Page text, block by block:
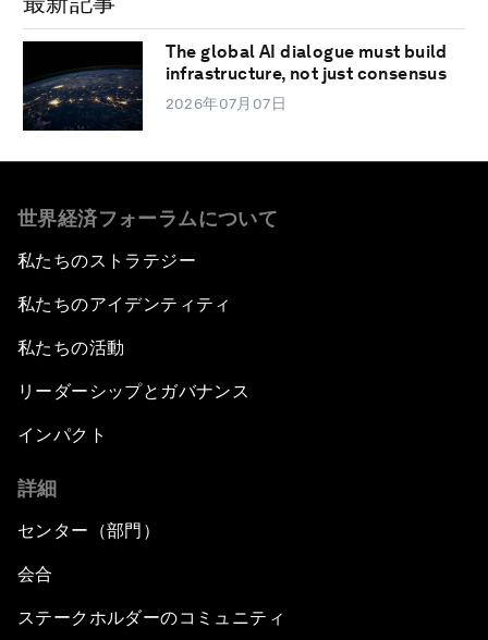
The global AI dialogue must build
infrastructure, not just consensus
2026年07月07日
世界経済フォーラムについて
私たちのストラテジー
私たちのアイデンティティ
私たちの活動
リーダーシップとガバナンス
インパクト
詳細
センター（部門）
会合
ステークホルダーのコミュニティ